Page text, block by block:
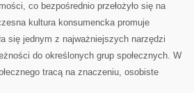
co bezpośrednio przełożyło się na
kultura konsumencka promuje
się jednym z najważniejszych narzędzi
do określonych grup społecznych. W
tracą na znaczeniu, osobiste